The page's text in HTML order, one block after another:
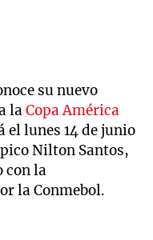
su nuevo
laCopa América
el lunes 14 de junio
Nilton Santos,
con la
la Conmebol.